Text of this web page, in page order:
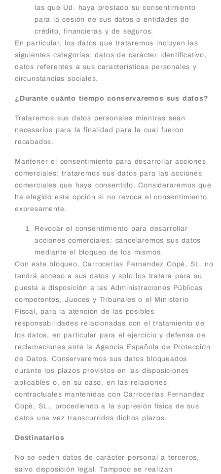
las que Ud. haya prestado su consentimiento
para la cesión de sus datos a entidades de
crédito, financieras y de seguros.
En particular, los datos que trataremos incluyen las
siguientes categorías: datos de carácter identificativo,
datos referentes a sus características personales y
circunstancias sociales.
¿Durante cuánto tiempo conservaremos sus datos?
Trataremos sus datos personales mientras sean
necesarios para la finalidad para la cual fueron
recabados.
Mantener el consentimiento para desarrollar acciones
comerciales: trataremos sus datos para las acciones
comerciales que haya consentido. Consideraremos que
ha elegido esta opción si no revoca el consentimiento
expresamente.
Revocar el consentimiento para desarrollar
acciones comerciales: cancelaremos sus datos
mediante el bloqueo de los mismos.
Con este bloqueo, Carrocerías Fernandez Copé, SL. no
tendrá acceso a sus datos y solo los tratará para su
puesta a disposición a las Administraciones Públicas
competentes, Jueces y Tribunales o el Ministerio
Fiscal, para la atención de las posibles
responsabilidades relacionadas con el tratamiento de
los datos, en particular para el ejercicio y defensa de
reclamaciones ante la Agencia Española de Protección
de Datos. Conservaremos sus datos bloqueados
durante los plazos previstos en las disposiciones
aplicables o, en su caso, en las relaciones
contractuales mantenidas con Carrocerías Fernandez
Copé, SL., procediendo a la supresión física de sus
datos una vez transcurridos dichos plazos.
Destinatarios
No se ceden datos de carácter personal a terceros,
salvo disposición legal. Tampoco se realizan